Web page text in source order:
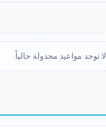
لا توجد مواعيد مجدولة حالياً.